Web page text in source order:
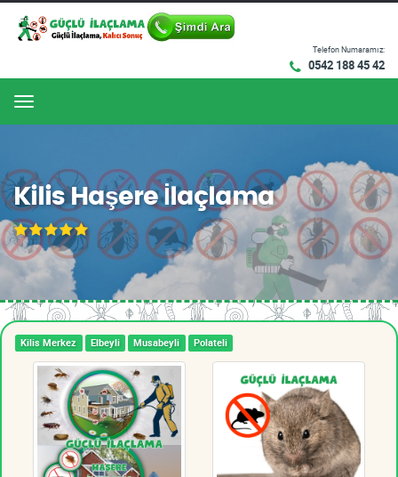
Telefon Numaramız:
0542 188 45 42
Menu
Kilis Haşere İlaçlama
Kilis Merkez Elbeyli Musabeyli Polateli